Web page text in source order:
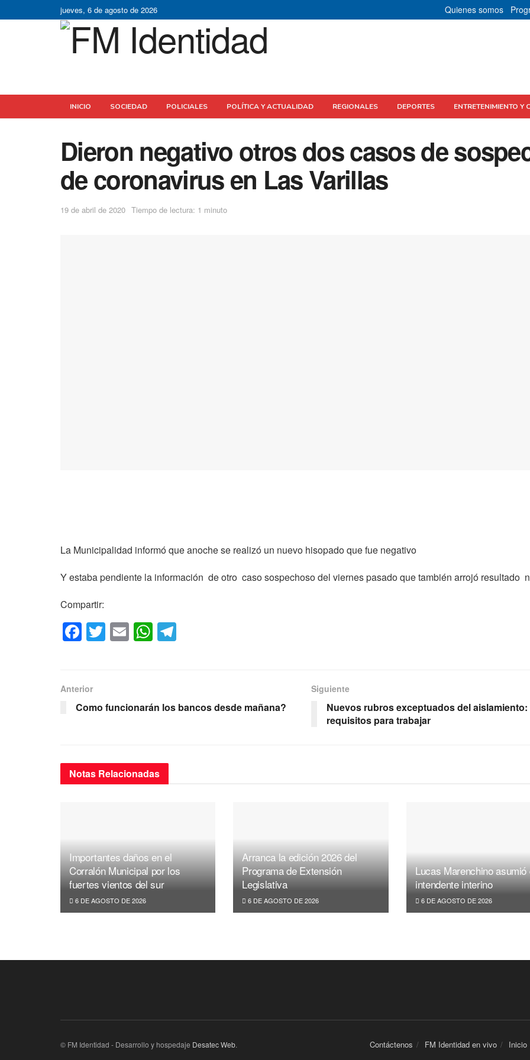
jueves, 6 de agosto de 2026 Quienes somos
INICIO SOCIEDAD POLICIALES POLÍTICA Y ACTUALIDAD REGIONALES DEPORTES ENTRETENIMIENTO Y
Dieron negativo otros dos casos de
de coronavirus en Las Varillas
19 de abril de 2020 Tiempo de lectura: 1 minuto
La Municipalidad informó que anoche se realizó un nuevo hisopado que fue negativo
Y estaba pendiente la información de otro caso sospechoso del viernes pasado que también arrojó resultado
Compartir:
F
a
e
b
k
T
wi
E
m
W
h
A a
Anterior
Como funcionarán los bancos desde mañana?
Siguiente
Nuevos rubros exceptuados del aislamiento:
requisitos para trabajar
Notas Relacionadas
Importantes daños en el
Corralón Municipal por los
fuertes vientos del sur
6 DE AGOSTO DE 2026
Arranca la edición 2026 del
Programa de Extensión
Legislativa
6 DE AGOSTO DE 2026
Lucas Marenchino asumió
intendente interino
6 DE AGOSTO DE 2026
Contáctenos FM Identidad en vivo Inicio
© FM Identidad - Desarrollo y hospedaje Desatec Web.